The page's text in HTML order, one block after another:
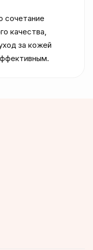
сочетание
качества,
за кожей